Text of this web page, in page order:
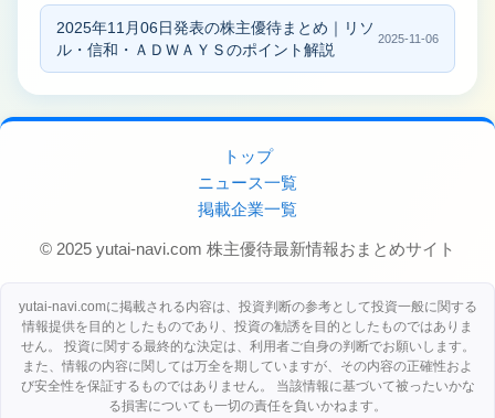
2025年11月06日発表の株主優待まとめ｜リソ
ル・信和・ＡＤＷＡＹＳのポイント解説
2025-11-06
トップ
ニュース一覧
掲載企業一覧
© 2025 yutai-navi.com 株主優待最新情報おまとめサイト
yutai-navi.comに掲載される内容は、投資判断の参考として投資一般に関する
情報提供を目的としたものであり、投資の勧誘を目的としたものではありま
せん。 投資に関する最終的な決定は、利用者ご自身の判断でお願いします。
また、情報の内容に関しては万全を期していますが、その内容の正確性およ
び安全性を保証するものではありません。 当該情報に基づいて被ったいかな
る損害についても一切の責任を負いかねます。